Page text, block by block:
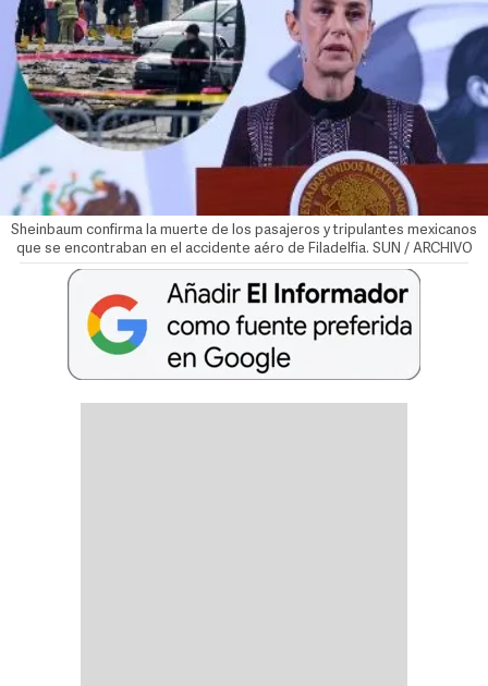
Sheinbaum confirma la muerte de los pasajeros y tripulantes mexicanos
que se encontraban en el accidente aéro de Filadelfia. SUN / ARCHIVO